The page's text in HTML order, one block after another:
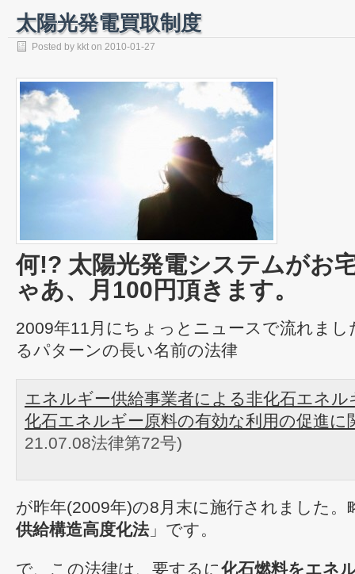
太陽光発電買取制度
Posted by kkt on 2010-01-27
何!? 太陽光発電システムが
ゃあ、月100円頂きます。
2009年11月にちょっとニュースで流れま
るパターンの長い名前の法律
エネルギー供給事業者による非化石エネル
化石エネルギー原料の有効な利用の促進に
21.07.08法律第72号)
が昨年(2009年)の8月末に施行されました。
供給構造高度化法」です。
で、この法律は、要するに化石燃料をエネ